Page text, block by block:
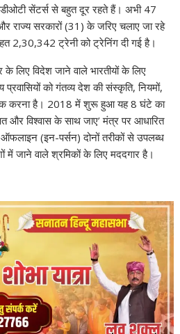
सेंटर्स से बहुत दूर रहते हैं। अभी 47
राज्य सरकारों (31) के जरिए चलाए जा रहे
2,30,342 ट्रेनी को ट्रेनिंग दी गई है।
के लिए विदेश जाने वाले भारतीयों के लिए
को गंतव्य देश की संस्कृति, नियमों,
करना है। 2018 में शुरू हुआ यह 8 घंटे का
और विश्वास के साथ जाए’ मंत्र पर आधारित
(इन-पर्सन) दोनों तरीकों से उपलब्ध
जाने वाले श्रमिकों के लिए मददगार है।